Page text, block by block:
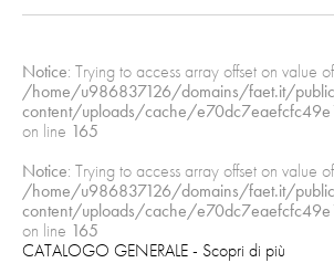
6 MOLLA AISI 304
8 GUARNIZIONE ALBERO
N.B.: Il prezzo indicato si riferisce alla tenuta
Notice: Trying to access array offset on value
/home/u986837126/domains/faet.it/
content/uploads/cache/
on line 165
Notice: Trying to access array offset on value
/home/u986837126/domains/faet.it/
content/uploads/cache/
on line 165
CATALOGO GENERALE- Scopri di più